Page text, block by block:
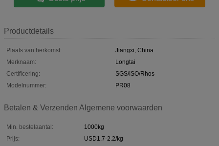
Productdetails
Plaats van herkomst:
Jiangxi, China
Merknaam:
Longtai
Certificering:
SGS/ISO/Rhos
Modelnummer:
PR08
Betalen & Verzenden Algemene voorwaarden
Min. bestelaantal:
1000kg
Prijs:
USD1.7-2.2/kg